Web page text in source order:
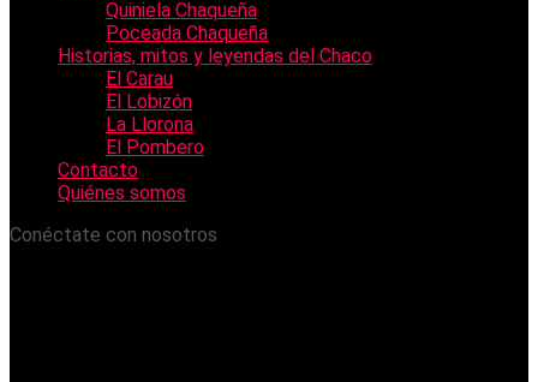
Quiniela Chaqueña
Poceada Chaqueña
Historias, mitos y leyendas del Chaco
El Carau
El Lobizón
La Llorona
El Pombero
Contacto
Quiénes somos
Conéctate con nosotros